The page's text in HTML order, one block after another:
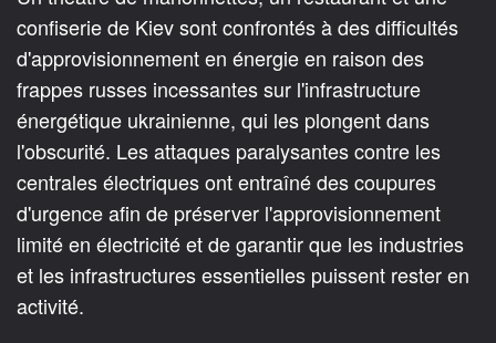
confiserie de Kiev sont confrontés à des difficultés
d'approvisionnement en énergie en raison des
frappes russes incessantes sur l'infrastructure
énergétique ukrainienne, qui les plongent dans
l'obscurité. Les attaques paralysantes contre les
centrales électriques ont entraîné des coupures
d'urgence afin de préserver l'approvisionnement
limité en électricité et de garantir que les industries
et les infrastructures essentielles puissent rester en
activité.